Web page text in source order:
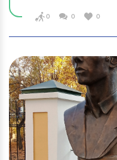
0 0 0